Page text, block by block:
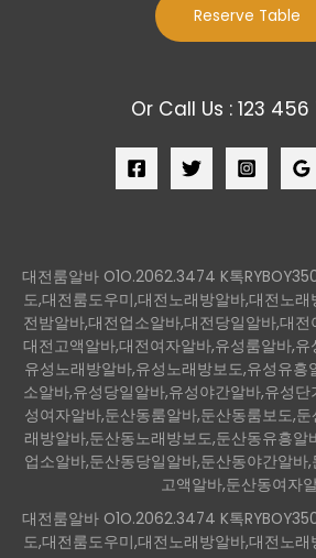
Reserve Table
Or Call Us : 123
대전룸알바 O1O.2062.3474 K톡
도,대전룸도우미,대전노래방알바,대전노
전밤알바,대전업소알바,대전당일알바,대
대전고액알바,대전여자알바,유성룸알바,
유성노래방알바,유성노래방보도,유성유흥
소알바,유성당일알바,유성야간알바,유성
성여자알바,둔산동룸알바,둔산동룸보도,
래방알바,둔산동노래방보도,둔산동유흥알
업소알바,둔산동당일알바,둔산동야간알바
고액알바,둔산동여자
대전룸알바 O1O.2062.3474 K톡
도,대전룸도우미,대전노래방알바,대전노